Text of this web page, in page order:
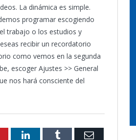
La dinámica es simple.
programar escogiendo
trabajo o los estudios y
recibir un recordatorio
como vemos en la segunda
escoger Ajustes >> General
nos hará consciente del
LinkedInTumblr Email